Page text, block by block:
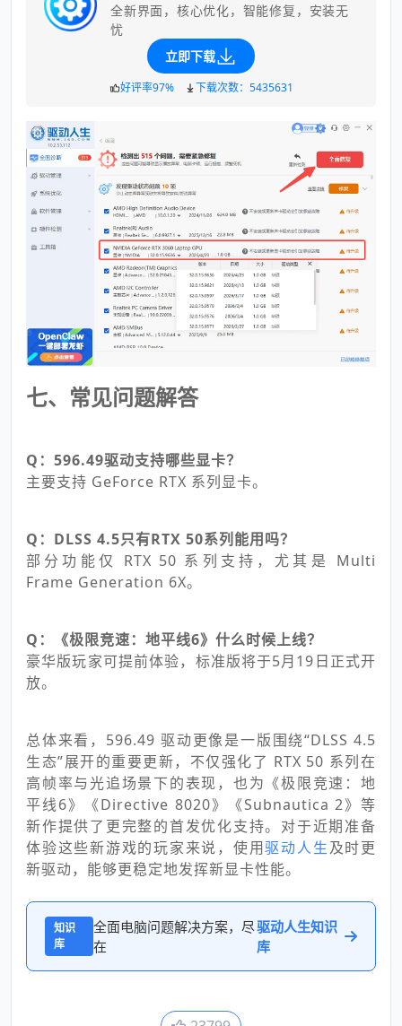
全新界面，核心优化，智能修复，安装无
忧
立即下载
好评率97% 下载次数：5435631
七、常见问题解答
Q：596.49驱动支持哪些显卡？
主要支持 GeForce RTX 系列显卡。
Q：DLSS 4.5只有RTX 50系列能用吗？
部分功能仅 RTX 50 系列支持，尤其是 Multi
Frame Generation 6X。
Q：《极限竞速：地平线6》什么时候上线？
豪华版玩家可提前体验，标准版将于5月19日正式开
放。
总体来看，596.49 驱动更像是一版围绕“DLSS 4.5
生态”展开的重要更新，不仅强化了 RTX 50 系列在
高帧率与光追场景下的表现，也为《极限竞速：地
平线6》《Directive 8020》《Subnautica 2》等
新作提供了更完整的首发优化支持。对于近期准备
体验这些新游戏的玩家来说，使用驱动人生及时更
新驱动，能够更稳定地发挥新显卡性能。
知识
库
全面电脑问题解决方案，尽
在
驱动人生知识
库